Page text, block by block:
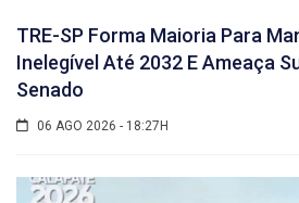
TRE-SP Forma Maioria Para
Inelegível Até 2032 E Ameaça
Senado
06 AGO 2026 - 18:27H